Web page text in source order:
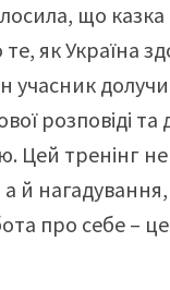
що казка
як Україна
учасник
розповіді та
Цей тренінг
й
про себе –